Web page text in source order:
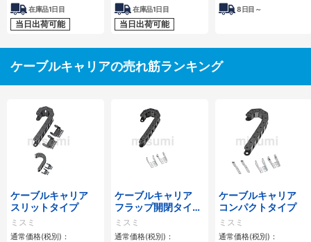
在庫品1日目
当日出荷可能
在庫品1日目
当日出荷可能
8日目～
ケーブルキャリアの売れ筋ランキング
ケーブルキャリア
スリットタイプ
ミスミ
通常価格(税別)：
ケーブルキャリア
フラップ開閉タイ
プ 本体＋取付金具
ミスミ
通常価格(税別)：
ケーブルキャリア
コンパクトタイプ
ミスミ
通常価格(税別)：